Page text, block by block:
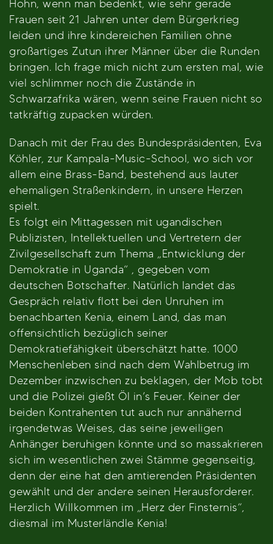
Hohn, wenn man bedenkt, wie sehr gerade
Frauen seit 21 Jahren unter dem Bürgerkrieg
leiden und ihre kindereichen Familien ohne
großartiges Zutun ihrer Männer über die Runden
bringen. Ich frage mich nicht zum ersten mal, wie
viel schlimmer noch die Zustände in
Schwarzafrika wären, wenn seine Frauen nicht so
tatkräftig zupacken würden.
Danach mit der Frau des Bundespräsidenten, Eva
Köhler, zur Kampala-Music-School, wo sich vor
allem eine Brass-Band, bestehend aus lauter
ehemaligen Straßenkindern, in unsere Herzen
spielt.
Es folgt ein Mittagessen mit ugandischen
Publizisten, Intellektuellen und Vertretern der
Zivilgesellschaft zum Thema „Entwicklung der
Demokratie in Uganda“ , gegeben vom
deutschen Botschafter. Natürlich landet das
Gespräch relativ flott bei den Unruhen im
benachbarten Kenia, einem Land, das man
offensichtlich bezüglich seiner
Demokratiefähigkeit überschätzt hatte. 1000
Menschenleben sind nach dem Wahlbetrug im
Dezember inzwischen zu beklagen, der Mob tobt
und die Polizei gießt Öl in’s Feuer. Keiner der
beiden Kontrahenten tut auch nur annähernd
irgendetwas Weises, das seine jeweiligen
Anhänger beruhigen könnte und so massakrieren
sich im wesentlichen zwei Stämme gegenseitig,
denn der eine hat den amtierenden Präsidenten
gewählt und der andere seinen Herausforderer.
Herzlich Willkommen im „Herz der Finsternis“,
diesmal im Musterländle Kenia!